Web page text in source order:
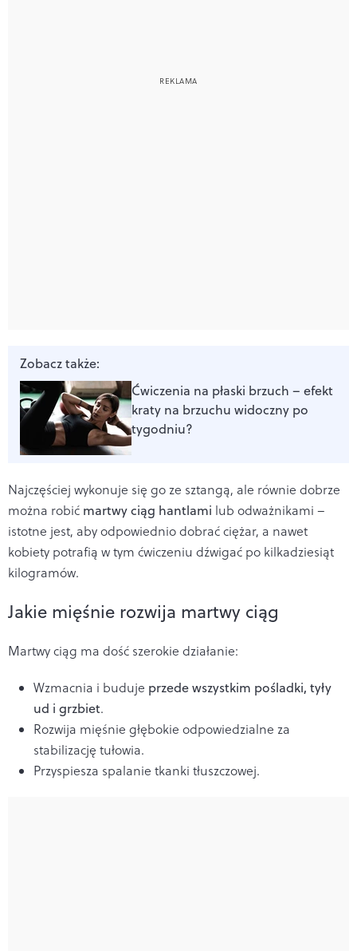
Zobacz także:
Ćwiczenia na płaski brzuch – efekt
kraty na brzuchu widoczny po
tygodniu?
Najczęściej wykonuje się go ze sztangą, ale równie dobrze
można robić martwy ciąg hantlami lub odważnikami –
istotne jest, aby odpowiednio dobrać ciężar, a nawet
kobiety potrafią w tym ćwiczeniu dźwigać po kilkadziesiąt
kilogramów.
Jakie mięśnie rozwija martwy ciąg
Martwy ciąg ma dość szerokie działanie:
Wzmacnia i buduje przede wszystkim pośladki, tyły
ud i grzbiet.
Rozwija mięśnie głębokie odpowiedzialne za
stabilizację tułowia.
Przyspiesza spalanie tkanki tłuszczowej.